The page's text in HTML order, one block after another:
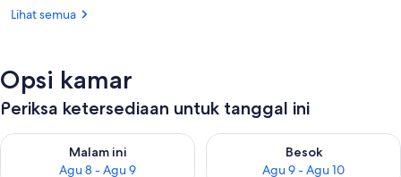
Lihat semua
Opsi kamar
Periksa ketersediaan untuk tanggal ini
Malam ini
Agu 8 - Agu 9
Periksa ketersediaan untuk malam ini Agu 8 - Agu 9
Besok
Agu 9 - Agu 10
Periksa ketersediaan untuk